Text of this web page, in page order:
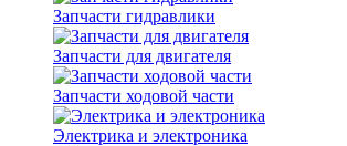
Запчасти гидравлики
Запчасти для двигателя
Запчасти ходовой части
Электрика и электроника